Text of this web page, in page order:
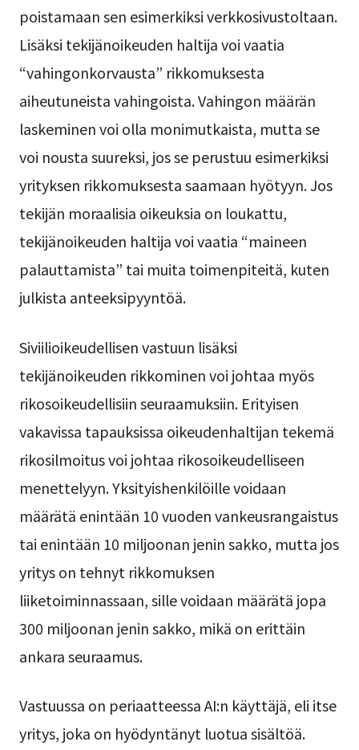
poistamaan sen esimerkiksi verkkosivustoltaan.
Lisäksi tekijänoikeuden haltija voi vaatia
“vahingonkorvausta” rikkomuksesta
aiheutuneista vahingoista. Vahingon määrän
laskeminen voi olla monimutkaista, mutta se
voi nousta suureksi, jos se perustuu esimerkiksi
yrityksen rikkomuksesta saamaan hyötyyn. Jos
tekijän moraalisia oikeuksia on loukattu,
tekijänoikeuden haltija voi vaatia “maineen
palauttamista” tai muita toimenpiteitä, kuten
julkista anteeksipyyntöä.
Siviilioikeudellisen vastuun lisäksi
tekijänoikeuden rikkominen voi johtaa myös
rikosoikeudellisiin seuraamuksiin. Erityisen
vakavissa tapauksissa oikeudenhaltijan tekemä
rikosilmoitus voi johtaa rikosoikeudelliseen
menettelyyn. Yksityishenkilöille voidaan
määrätä enintään 10 vuoden vankeusrangaistus
tai enintään 10 miljoonan jenin sakko, mutta jos
yritys on tehnyt rikkomuksen
liiketoiminnassaan, sille voidaan määrätä jopa
300 miljoonan jenin sakko, mikä on erittäin
ankara seuraamus.
Vastuussa on periaatteessa AI:n käyttäjä, eli itse
yritys, joka on hyödyntänyt luotua sisältöä.